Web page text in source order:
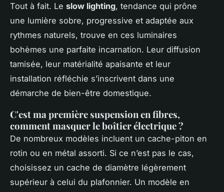
Tout à fait. Le slow lighting, tendance qui prône
une lumière sobre, progressive et adaptée aux
rythmes naturels, trouve en ces luminaires
bohèmes une parfaite incarnation. Leur diffusion
tamisée, leur matérialité apaisante et leur
installation réfléchie s’inscrivent dans une
démarche de bien-être domestique.
C'est ma première suspension en fibres,
comment masquer le boîtier électrique ?
De nombreux modèles incluent un cache-piton en
rotin ou en métal assorti. Si ce n’est pas le cas,
choisissez un cache de diamètre légèrement
supérieur à celui du plafonnier. Un modèle en